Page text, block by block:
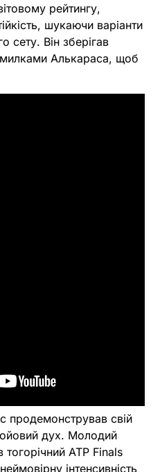
рейтингу,
шукаючи варіанти
сету. Він зберігав
Алькараса, щоб
продемонстрував свій
дух. Молодий
тогорічний ATP Finals
інтенсивність